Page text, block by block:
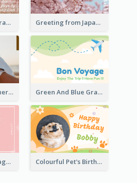
Romantic Photography Greeting Card Greeting from Japan Card
Photography Father's Day Celebration Card Green And Blue Graphic Bon Voyage Card
Elegant Pink Engagement Greeting Card Colourful Pet's Birthday Card With Decorations